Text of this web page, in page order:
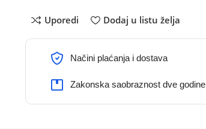
Uporedi Dodaj u listu želja
Načini plaćanja i dostava
Zakonska saobraznost dve godine